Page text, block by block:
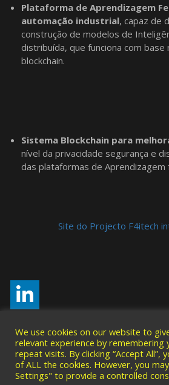
Plataforma de Aprendizagem
automação industrial, capaz de
construção de modelos de
distribuída, que funciona com base
blockchain.
Sistema Blockchain para
nível da privacidade segurança e
das plataformas de Aprendizagem
Site do Projecto F4itech
We use cookies on our website to
relevant experience by remembering
repeat visits. By clicking “Accept All”,
of ALL the cookies. However, you
Settings" to provide a controlled